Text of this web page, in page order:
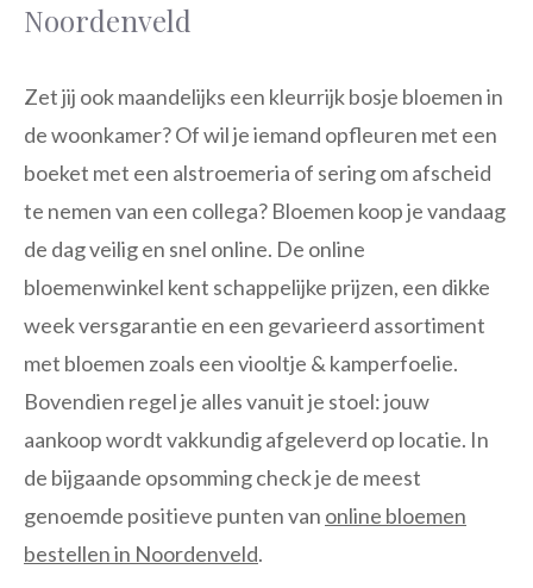
Noordenveld
Zet jij ook maandelijks een kleurrijk bosje bloemen in
de woonkamer? Of wil je iemand opfleuren met een
boeket met een alstroemeria of sering om afscheid
te nemen van een collega? Bloemen koop je vandaag
de dag veilig en snel online. De online
bloemenwinkel kent schappelijke prijzen, een dikke
week versgarantie en een gevarieerd assortiment
met bloemen zoals een viooltje & kamperfoelie.
Bovendien regel je alles vanuit je stoel: jouw
aankoop wordt vakkundig afgeleverd op locatie. In
de bijgaande opsomming check je de meest
genoemde positieve punten van online bloemen
bestellen in Noordenveld.